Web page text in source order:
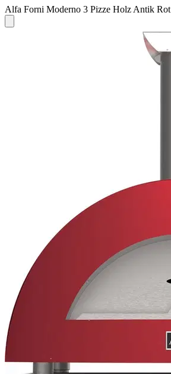
Alfa Forni Moderno 3 Pizze Holz Antik Rot